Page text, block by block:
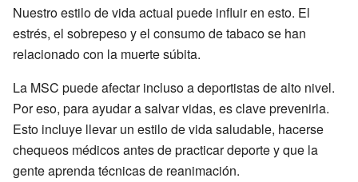
Nuestro estilo de vida actual puede influir en esto. El
estrés, el sobrepeso y el consumo de tabaco se han
relacionado con la muerte súbita.
La MSC puede afectar incluso a deportistas de alto nivel.
Por eso, para ayudar a salvar vidas, es clave prevenirla.
Esto incluye llevar un estilo de vida saludable, hacerse
chequeos médicos antes de practicar deporte y que la
gente aprenda técnicas de reanimación.